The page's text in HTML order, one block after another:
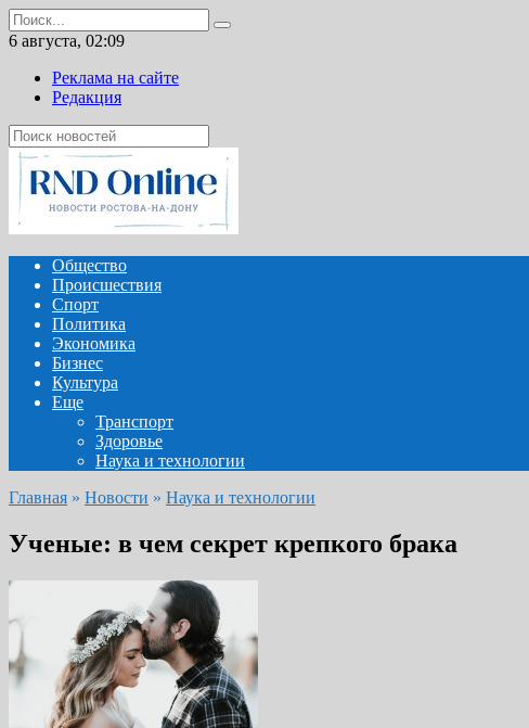
Перейти
к
содержанию
Search
for:
6 августа, 02:09
Реклама на сайте
Редакция
Общество
Происшествия
Спорт
Политика
Экономика
Бизнес
Культура
Еще
Транспорт
Здоровье
Наука и технологии
Главная » Новости » Наука и технологии
Ученые: в чем секрет крепкого брака